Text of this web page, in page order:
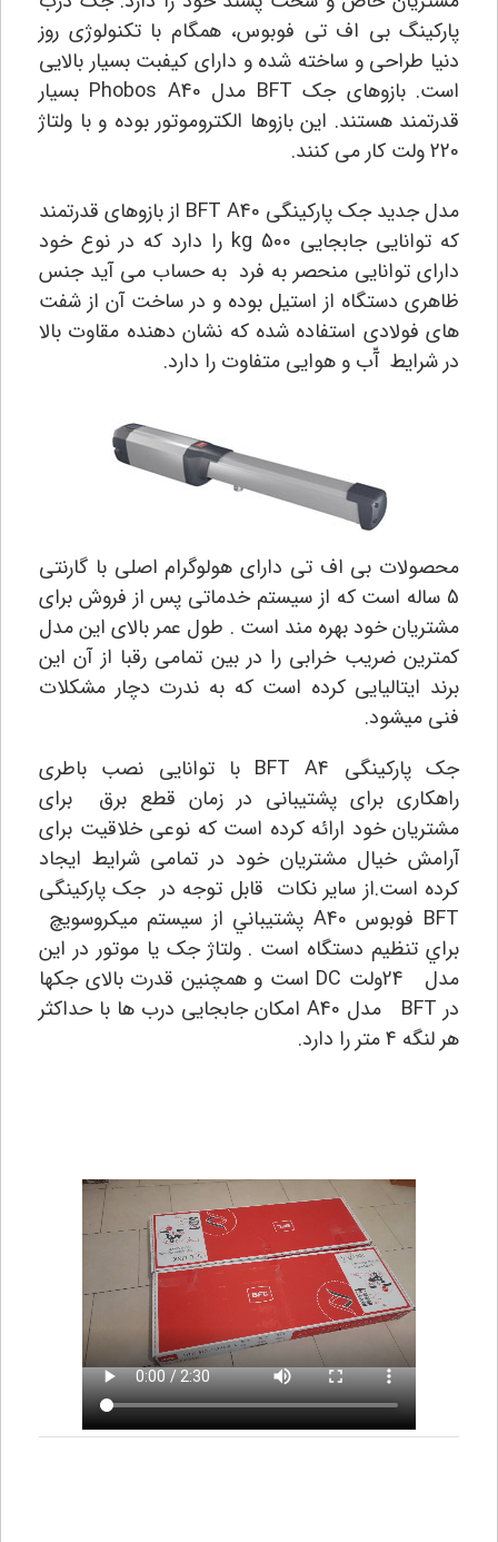
پارکینگ بی اف تی فوبوس، همگام با تکنولوژی روز
دنیا طراحی و ساخته شده و دارای کیفبت بسیار بالایی
است. بازوهای جک BFT مدل Phobos A40 بسیار
قدرتمند هستند. این بازوها الکتروموتور بوده و با ولتاژ
220 ولت کار می کنند.
مدل جدید جک پارکینگی BFT A40 از بازوهای قدرتمند
که توانایی جابجایی 500 kg را دارد که در نوع خود
دارای توانایی منحصر به فرد به حساب می آید جنس
ظاهری دستگاه از استیل بوده و در ساخت آن از شفت
های فولادی استفاده شده که نشان دهنده مقاوت بالا
در شرایط آّب و هوایی متفاوت را دارد.
محصولات بی اف تی دارای هولوگرام اصلی با گارنتی
5 ساله است که از سیستم خدماتی پس از فروش برای
مشتریان خود بهره مند است . طول عمر بالای این مدل
کمترین ضریب خرابی را در بین تمامی رقبا از آن این
برند ایتالیایی کرده است که به ندرت دچار مشکلات
فنی میشود.
جک پارکینگی
BFT A4 با توانایی نصب باطری
راهکاری برای پشتیبانی در زمان قطع برق برای
مشتریان خود ارائه کرده است که نوعی خلاقیت برای
آرامش خیال مشتریان خود در تمامی شرایط ایجاد
کرده است.از سایر نکات قابل توجه در جک پارکینگی
BFT فوبوس A40 پشتيباني از سيستم ميكروسويچ
براي تنظيم دستگاه است . ولتاژ جک یا موتور در این
مدل 24ولت DC است و همچنین قدرت بالای جکها
در BFT مدل A40 امکان جابجایی درب ها با حداکثر
هر لنگه 4 متر را دارد.